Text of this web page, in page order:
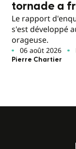
tornade a
Le rapport
s'est développé
orageuse.
06 août 2026
Pierre Chartier